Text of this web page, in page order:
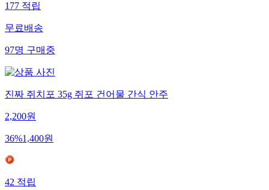
177 적립
무료배송
97명 구매중
진짜 쥐치포 35g 쥐포 건어물 간식 안주
2,200원
36%1,400원
42 적립